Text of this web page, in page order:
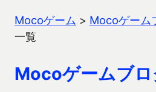
Mocoゲーム > Mocoゲーム
一覧
Mocoゲームブ